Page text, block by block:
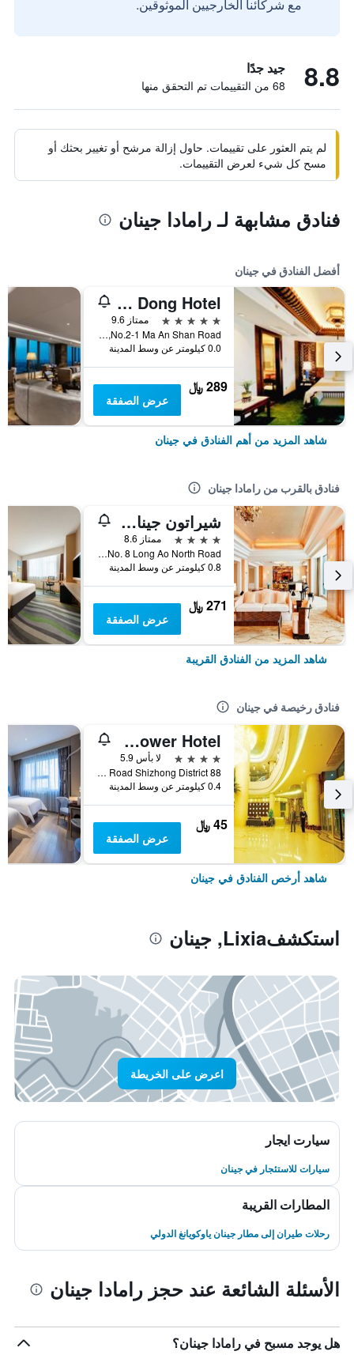
مع شركائنا الخارجيين الموثوقين.
8.8 جيد جدًا
68 من التقييمات تم التحقق منها
لم يتم العثور على تقييمات. حاول إزالة مرشح أو تغيير بحثك أو
مسح كل شيء لعرض التقييمات.
فنادق مشابهة لـ رامادا جينان
أفضل الفنادق في جينان
Shan Dong Hotel
5 نجوم
ممتاز 9.6
No.2-1 Ma An Shan Road, جينان, الصين
0.0 كيلومتر عن وسط المدينة
289 ﷼
عرض الصفقة
شاهد المزيد من أهم الفنادق في جينان
فنادق بالقرب من رامادا جينان
شيراتون جينان هوتل
4 نجوم
ممتاز 8.6
No. 8 Long Ao North Road, جينان, الصين
0.8 كيلومتر عن وسط المدينة
271 ﷼
عرض الصفقة
شاهد المزيد من الفنادق القريبة
فنادق رخيصة في جينان
Shandong Grand Tower Hotel
4 نجوم
لا بأس 5.9
88 Jing Yi Road Shizhong District, جينان, الصين
0.4 كيلومتر عن وسط المدينة
45 ﷼
عرض الصفقة
شاهد أرخص الفنادق في جينان
استكشفLixia, جينان
اعرض على الخريطة
سيارت ايجار
سيارات للاستئجار في جينان
المطارات القريبة
رحلات طيران إلى مطار جينان ياوكويانغ الدولي
الأسئلة الشائعة عند حجز رامادا جينان
هل يوجد مسبح في رامادا جينان؟